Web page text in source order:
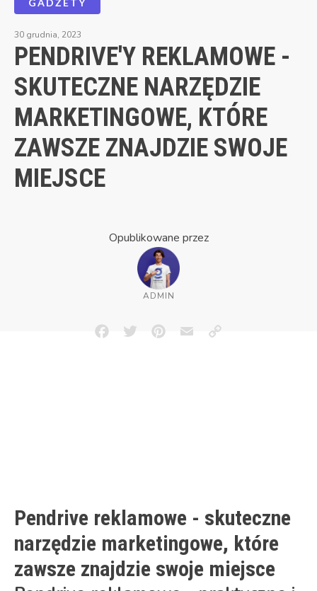
30 grudnia, 2023
PENDRIVE'Y REKLAMOWE -
SKUTECZNE NARZĘDZIE
MARKETINGOWE, KTÓRE
ZAWSZE ZNAJDZIE SWOJE
MIEJSCE
Opublikowane przez
ADMIN
FacebookTwitterPinterestEmailCopy
Pendrive reklamowe - skuteczne
narzędzie marketingowe, które
zawsze znajdzie swoje miejsce